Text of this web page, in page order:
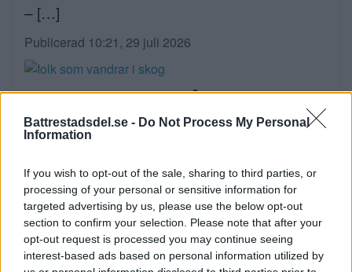
Battrestadsdel.se - Do Not Process My Personal
Information
If you wish to opt-out of the sale, sharing to third parties, or
processing of your personal or sensitive information for
targeted advertising by us, please use the below opt-out
section to confirm your selection. Please note that after your
opt-out request is processed you may continue seeing
interest-based ads based on personal information utilized by
– […]
Publicerad 10:21, 29 juli 2026
Varannan vuxen har
hälsofarligt dålig kondition –
DEBATT. Drygt nio av tio stockholmare mår
bra […]
Publicerad 07:10, 29 juli 2026